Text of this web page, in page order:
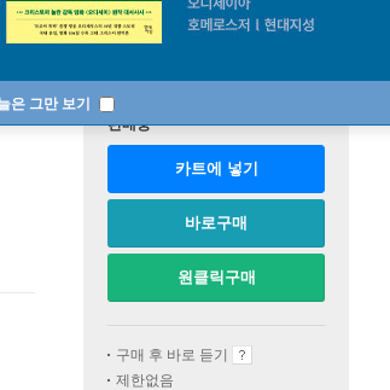
은 그만 보기
판매중
카트에 넣기
바로구매
원클릭구매
구매 후 바로 듣기
제한없음